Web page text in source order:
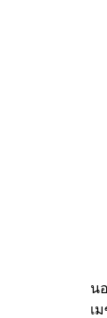
น
เ